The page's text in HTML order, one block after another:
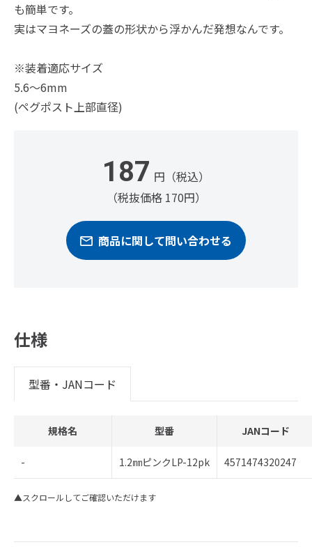
も簡単です。
実はマヨネーズの蓋の形状から浮かんだ発想なんです。
※装着適応サイズ
5.6～6mm
(ペグポスト上部直径)
187 円（税込）
（税抜価格 170円）
商品に関して問い合わせる
仕様
型番・JANコード
規格名 型番 JANコード
- 1.2㎜ピンクLP-12pk 4571474320247
▲スクロールしてご確認いただけます